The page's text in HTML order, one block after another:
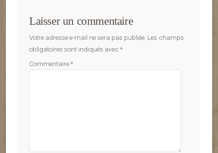
Laisser un commentaire
Votre adresse e-mail ne sera pas publiée. Les champs
obligatoires sont indiqués avec *
Commentaire*